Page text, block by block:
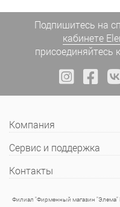
Подпишитесь на
кабинете
присоединяйтесь
Компания
Сервис и поддержка
Контакты
Филиал "Фирменный магазин